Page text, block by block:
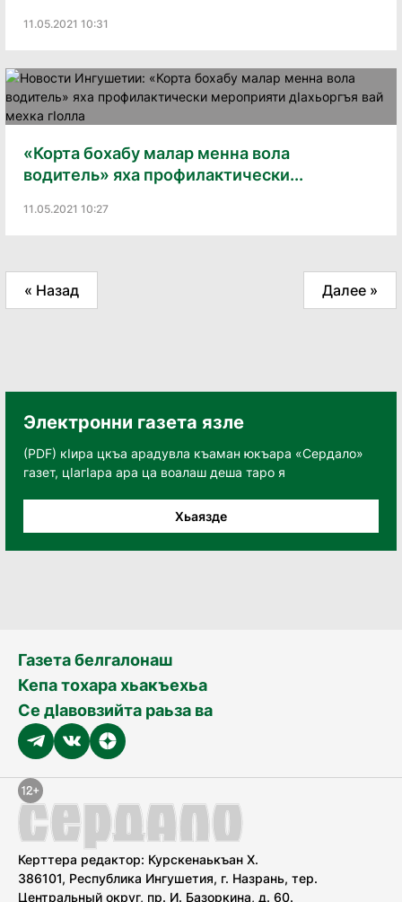
11.05.2021 10:31
«Корта бохабу малар менна вола
водитель» яха профилактически...
11.05.2021 10:27
« Назад Далее »
Электронни газета язле
(PDF) кӀира цкъа арадувла къаман юкъара «Сердало»
газет, цӀагӀара ара ца воалаш деша таро я
Хьаязде
Газета белгалонаш
Кепа тохара хьакъехьа
Се дӀавовзийта раьза ва
Керттера редактор: Курскенаькъан Х.
386101, Республика Ингушетия, г. Назрань, тер.
Центральный округ, пр. И. Базоркина, д. 60.